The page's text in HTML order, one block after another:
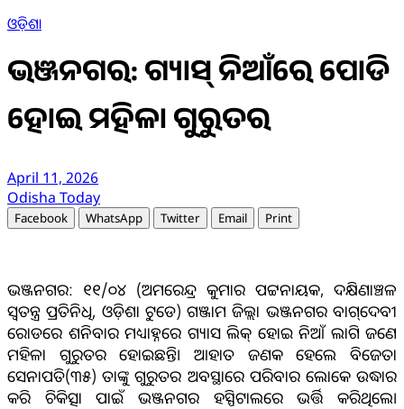
ଓଡ଼ିଶା
ଭଞ୍ଜନଗର: ଗ୍ୟାସ୍ ନିଆଁରେ ପୋଡି
ହୋଇ ମହିଳା ଗୁରୁତର
April 11, 2026
Odisha Today
Facebook WhatsApp Twitter Email Print
ଭଞ୍ଜନଗର: ୧୧/୦୪ (ଅମରେନ୍ଦ୍ର କୁମାର ପଟ୍ଟନାୟକ, ଦକ୍ଷିଣାଞ୍ଚଳ
ସ୍ଵତନ୍ତ୍ର ପ୍ରତିନିଧି, ଓଡ଼ିଶା ଟୁଡେ) ଗଞ୍ଜାମ ଜିଲ୍ଲା ଭଞ୍ଜନଗର ବାଗ୍‌ଦେବୀ
ରୋଡରେ ଶନିବାର ମଧ୍ୟାହ୍ନରେ ଗ୍ୟାସ ଲିକ୍‌ ହୋଇ ନିଆଁ ଲାଗି ଜଣେ
ମହିଳା ଗୁରୁତର ହୋଇଛନ୍ତି। ଆହାତ ଜଣକ ହେଲେ ବିଜେତା
ସେନାପତି(୩୫) ତାଙ୍କୁ ଗୁରୁତର ଅବସ୍ଥାରେ ପରିବାର ଲୋକେ ଉଦ୍ଧାର
କରି ଚିକିତ୍ସା ପାଇଁ ଭଞ୍ଜନଗର ହସ୍ପିଟାଲରେ ଭର୍ତ୍ତି କରିଥିଲେ।